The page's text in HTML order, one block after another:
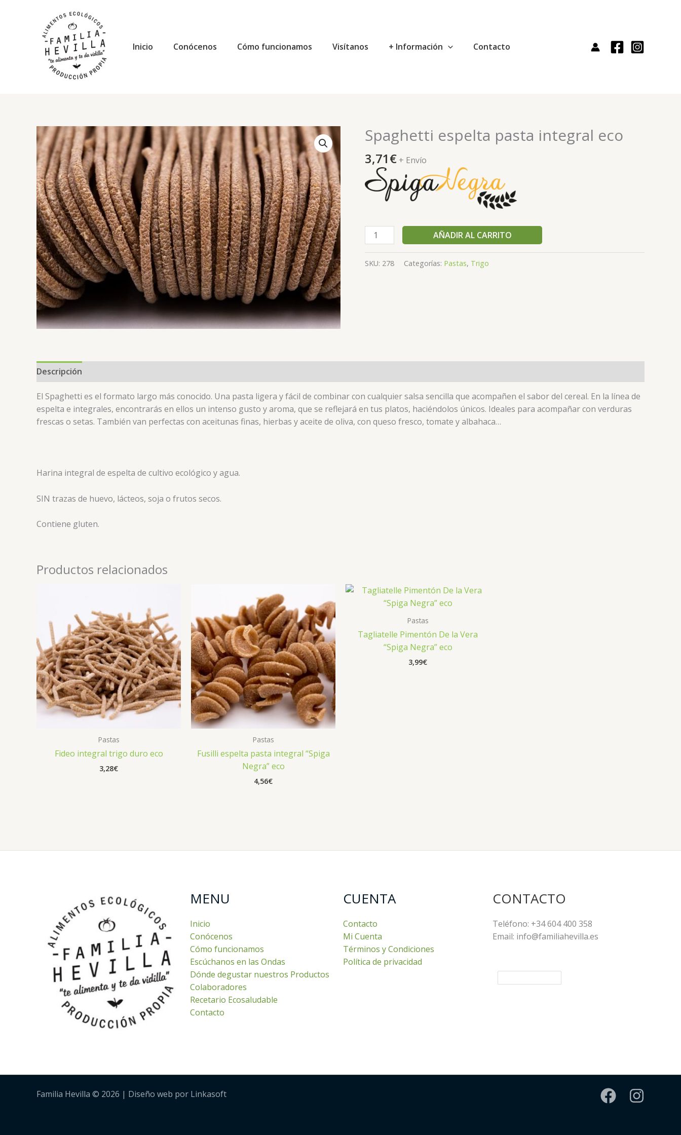
Inicio
Conócenos Cómo funcionamos Visítanos + Información Contacto
Spaghetti espelta pasta integral eco
3,71€ + Envío
Spaghetti
espelta
pasta
integral
eco
cantidad
AÑADIR AL CARRITO
SKU: 278 Categorías: Pastas, Trigo
Descripción
El Spaghetti es el formato largo más conocido. Una pasta ligera y fácil de combinar con cualquier salsa sencilla que acompañen el sabor del cereal. En la línea de
espelta e integrales, encontrarás en ellos un intenso gusto y aroma, que se reflejará en tus platos, haciéndolos únicos. Ideales para acompañar con verduras
frescas o setas. También van perfectas con aceitunas finas, hierbas y aceite de oliva, con queso fresco, tomate y albahaca…
Harina integral de espelta de cultivo ecológico y agua.
SIN trazas de huevo, lácteos, soja o frutos secos.
Contiene gluten.
Productos relacionados
Pastas
Fideo integral trigo duro eco
3,28€
Pastas
Fusilli espelta pasta integral “Spiga
Negra” eco
4,56€
Pastas
Tagliatelle Pimentón De la Vera
“Spiga Negra” eco
3,99€
MENU
Inicio
Conócenos
Cómo funcionamos
Escúchanos en las Ondas
Dónde degustar nuestros Productos
Colaboradores
Recetario Ecosaludable
Contacto
CUENTA
Contacto
Mi Cuenta
Términos y Condiciones
Política de privacidad
CONTACTO
Teléfono: +34 604 400 358
Email: info@familiahevilla.es
Familia Hevilla © 2026 | Diseño web por Linkasoft